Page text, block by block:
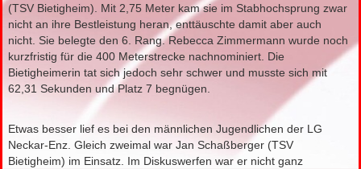
(TSV Bietigheim). Mit 2,75 Meter kam sie im Stabhochsprung zwar
nicht an ihre Bestleistung heran, enttäuschte damit aber auch
nicht. Sie belegte den 6. Rang. Rebecca Zimmermann wurde noch
kurzfristig für die 400 Meterstrecke nachnominiert. Die
Bietigheimerin tat sich jedoch sehr schwer und musste sich mit
62,31 Sekunden und Platz 7 begnügen.
Etwas besser lief es bei den männlichen Jugendlichen der LG
Neckar-Enz. Gleich zweimal war Jan Schaßberger (TSV
Bietigheim) im Einsatz. Im Diskuswerfen war er nicht ganz